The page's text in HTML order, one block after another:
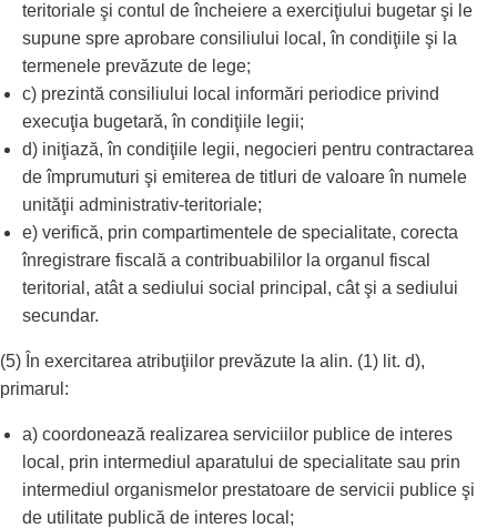
teritoriale şi contul de încheiere a exerciţiului bugetar şi le
supune spre aprobare consiliului local, în condiţiile şi la
termenele prevăzute de lege;
c) prezintă consiliului local informări periodice privind
execuţia bugetară, în condiţiile legii;
d) iniţiază, în condiţiile legii, negocieri pentru contractarea
de împrumuturi şi emiterea de titluri de valoare în numele
unităţii administrativ-teritoriale;
e) verifică, prin compartimentele de specialitate, corecta
înregistrare fiscală a contribuabililor la organul fiscal
teritorial, atât a sediului social principal, cât şi a sediului
secundar.
(5) În exercitarea atribuţiilor prevăzute la alin. (1) lit. d),
primarul:
a) coordonează realizarea serviciilor publice de interes
local, prin intermediul aparatului de specialitate sau prin
intermediul organismelor prestatoare de servicii publice şi
de utilitate publică de interes local;